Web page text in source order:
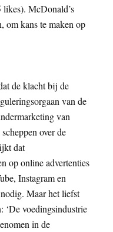
McDonald’s
om kans te maken op
de klacht bij de
van de
van
over de
dat
op online advertenties
Instagram en
Maar het liefst
voedingsindustrie
in de